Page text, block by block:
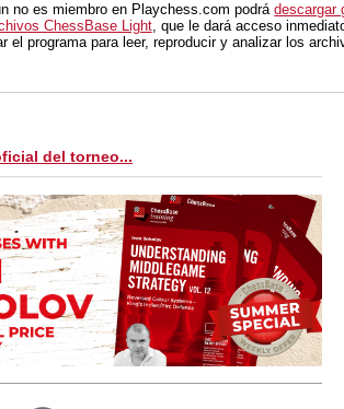
no es miembro en Playchess.com podrádescargar
ChessBase Light, que le dará acceso
el programa para leer, reproducir y analizar los
del torneo...